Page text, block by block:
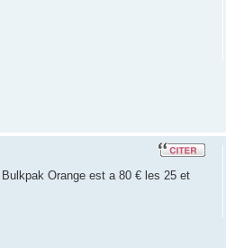
Orange est a 80 € les 25 et